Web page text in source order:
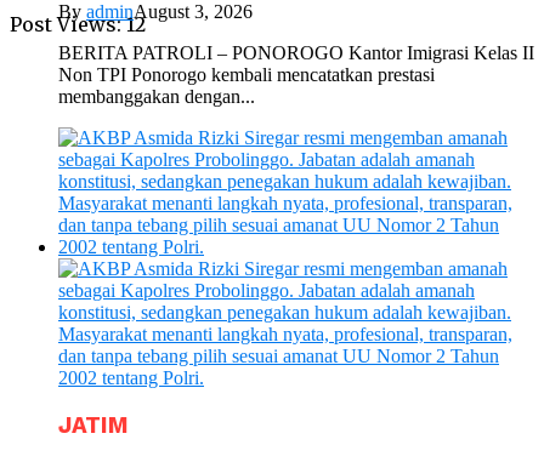
Post Views: 12
By adminAugust 3, 2026
BERITA PATROLI – PONOROGO Kantor Imigrasi Kelas II
Non TPI Ponorogo kembali mencatatkan prestasi
membanggakan dengan...
JATIM